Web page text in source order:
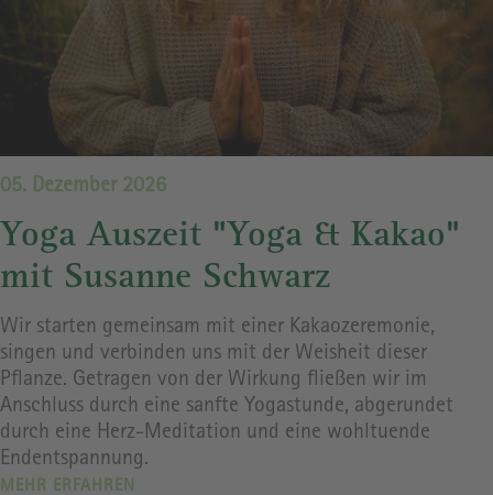
05. Dezember 2026
Yoga Auszeit "Yoga & Kakao"
mit Susanne Schwarz
Wir starten gemeinsam mit einer Kakaozeremonie,
singen und verbinden uns mit der Weisheit dieser
Pflanze. Getragen von der Wirkung fließen wir im
Anschluss durch eine sanfte Yogastunde, abgerundet
durch eine Herz-Meditation und eine wohltuende
Endentspannung.
MEHR ERFAHREN